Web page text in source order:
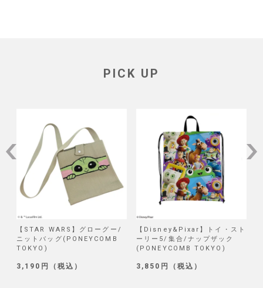
PICK UP
【STAR WARS】グローグー/
ニットバッグ(PONEYCOMB
TOKYO)
3,190円（税込）
【Disney&Pixar】トイ・スト
ーリー5/集合/ナップザック
(PONEYCOMB TOKYO)
3,850円（税込）